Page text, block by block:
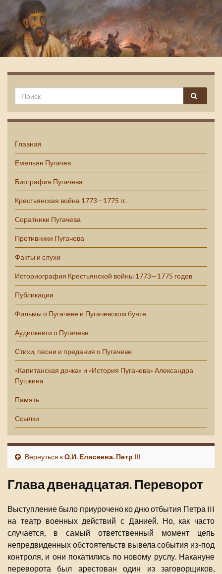
Емельян Пугачев
Главная
Емельян Пугачев
Биография Пугачева
Крестьянская война 1773—1775 гг.
Соратники Пугачева
Противники Пугачева
Факты и слухи
Историография Крестьянской войны 1773—1775 годов
Публикации
Фильмы о Пугачеве и Пугачевском бунте
Аудиокниги о Пугачеве
Стихи, песни и предания о Пугачеве
«Капитанская дочка» и «История Пугачева» Александра
Пушкина
Память
Ссылки
Вернуться кО.И. Елисеева. Петр III
Глава двенадцатая. Переворот
Выступление было приурочено ко дню отбытия Петра III
на театр военных действий с Данией. Но, как часто
случается, в самый ответственный момент цепь
непредвиденных обстоятельств вывела события из-под
контроля, и они покатились по новому руслу. Накануне
переворота был арестован один из заговорщиков,